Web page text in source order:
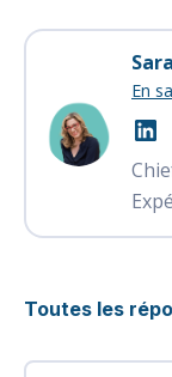
En
Toutes les